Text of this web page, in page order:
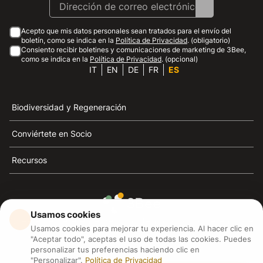
Acepto que mis datos personales sean tratados para el envío del
boletín, como se indica en la Política de Privacidad. (obligatorio)
Consiento recibir boletines y comunicaciones de marketing de 3Bee,
como se indica en la Política de Privacidad. (opcional)
IT EN DE FR ES
Biodiversidad y Regeneración
Conviértete en Socio
Recursos
3Bee es el referente de la sostenibilidad, la defensa de
las abejas y la biodiversidad
3Bee S.R.L Via Pastrengo 14, 20159, Milano (MI)
Usamos cookies
Usamos cookies para mejorar tu experiencia. Al hacer clic en
"Aceptar todo", aceptas el uso de todas las cookies. Puedes
personalizar tus preferencias haciendo clic en
"Personalizar". Política de Privacidad